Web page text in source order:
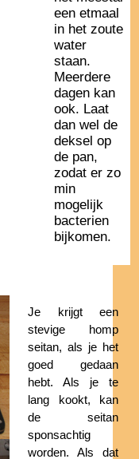
een etmaal
in het zoute
water
staan.
Meerdere
dagen kan
ook. Laat
dan wel de
deksel op
de pan,
zodat er zo
min
mogelijk
bacterien
bijkomen.
Je krijgt een
stevige homp
seitan, als je het
goed gedaan
hebt. Als je te
lang kookt, kan
de seitan
sponsachtig
worden. Als dat